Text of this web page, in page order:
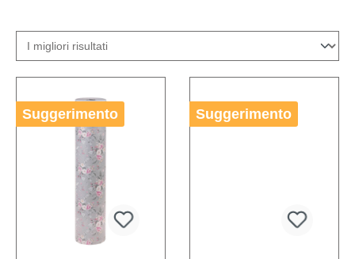
Suggerimento Suggerimento